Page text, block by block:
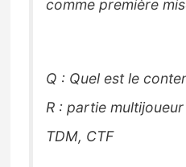
comme première
Q : Quel est le
R : partie
TDM, CTF